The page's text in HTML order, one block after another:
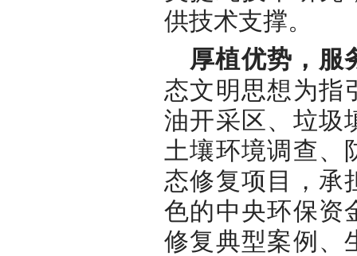
供技术支撑。
厚植优势，服
态文明思想为指
油开采区、垃圾
土壤环境调查、
态修复项目，承
色的中央环保资
修复典型案例、